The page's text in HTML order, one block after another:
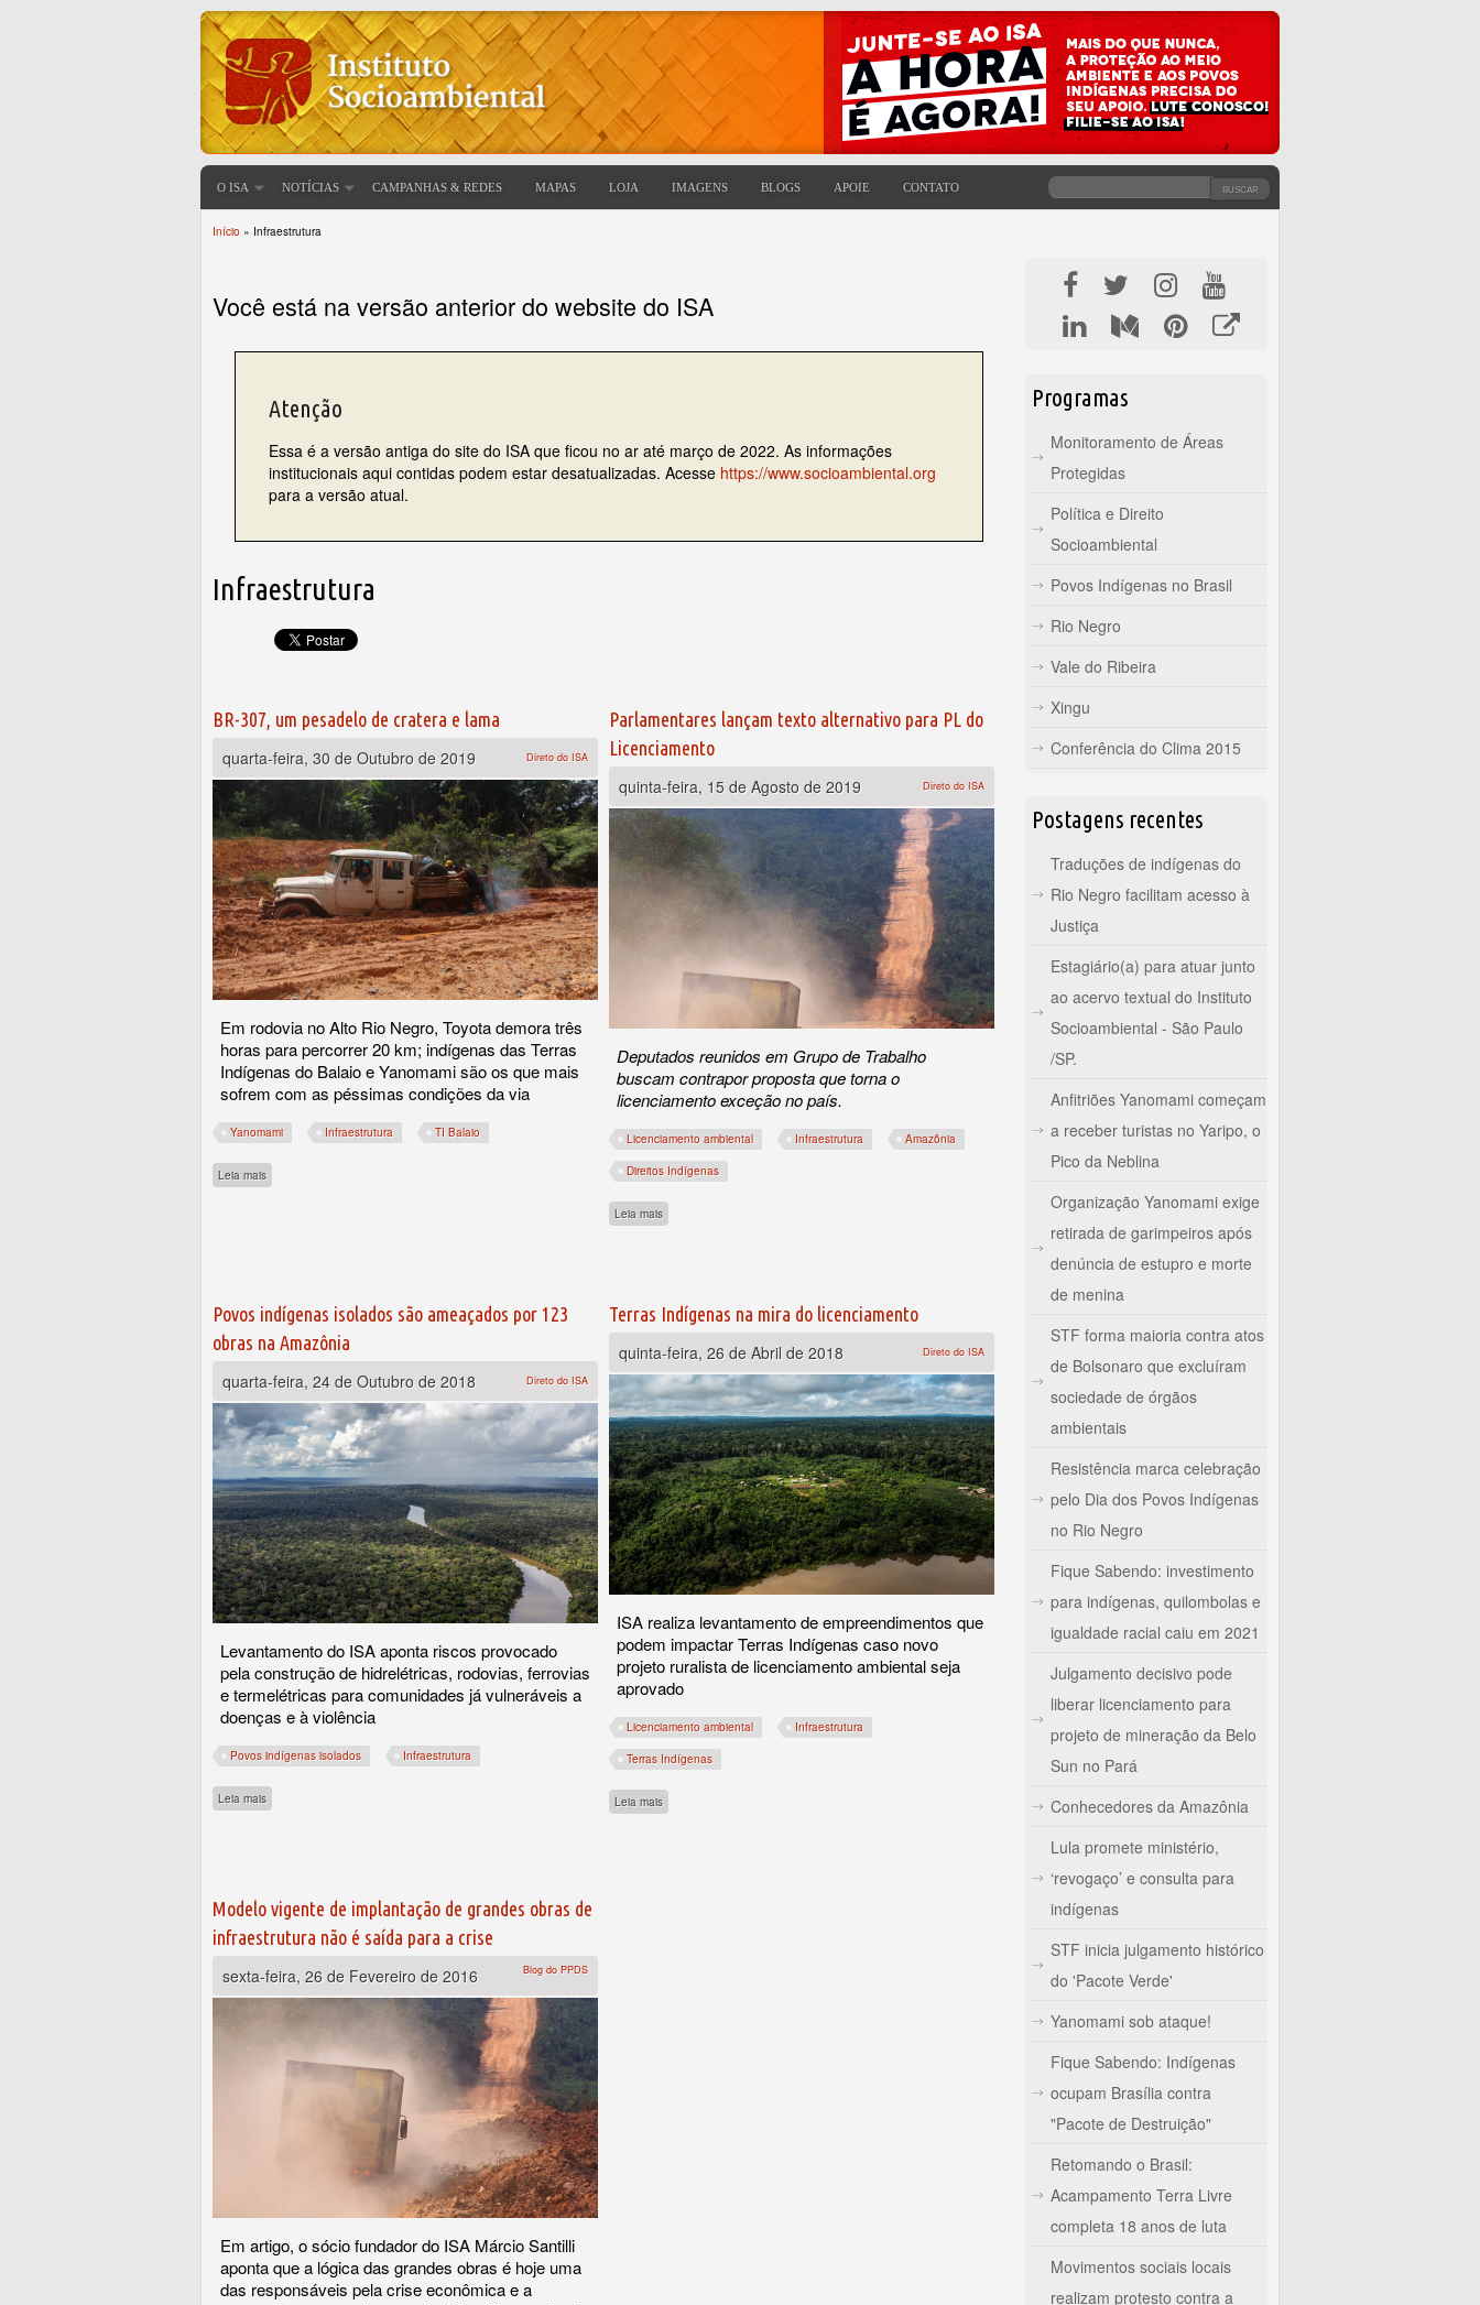
O ISA NOTÍCIAS CAMPANHAS & REDES MAPAS LOJA IMAGENS BLOGS APOIE CONTATO
FORMULÁRIO DE BUSCA
BUSCAR
Início » Infraestrutura
Você está na versão anterior do website do ISA
Atenção
Essa é a versão antiga do site do ISA que ficou no ar até março de 2022. As informações
institucionais aqui contidas podem estar desatualizadas. Acesse https://www.socioambiental.org
para a versão atual.
Infraestrutura
BR-307, um pesadelo de cratera e lama
quarta-feira, 30 de Outubro de 2019
Direto do ISA
Em rodovia no Alto Rio Negro, Toyota demora três
horas para percorrer 20 km; indígenas das Terras
Indígenas do Balaio e Yanomami são os que mais
sofrem com as péssimas condições da via
Yanomami Infraestrutura TI Balaio
Leia mais
Parlamentares lançam texto alternativo para PL do
Licenciamento
quinta-feira, 15 de Agosto de 2019
Direto do ISA
Deputados reunidos em Grupo de Trabalho
buscam contrapor proposta que torna o
licenciamento exceção no país.
Licenciamento ambiental Infraestrutura Amazônia
Direitos Indígenas
Leia mais
Povos indígenas isolados são ameaçados por 123
obras na Amazônia
quarta-feira, 24 de Outubro de 2018
Direto do ISA
Levantamento do ISA aponta riscos provocado
pela construção de hidrelétricas, rodovias, ferrovias
e termelétricas para comunidades já vulneráveis a
doenças e à violência
Povos indígenas isolados Infraestrutura
Leia mais sobre Povos indígenas isolados são ameaçados por 123 obras na Amazônia
Terras Indígenas na mira do licenciamento
quinta-feira, 26 de Abril de 2018
Direto do ISA
ISA realiza levantamento de empreendimentos que
podem impactar Terras Indígenas caso novo
projeto ruralista de licenciamento ambiental seja
aprovado
Licenciamento ambiental Infraestrutura
Terras Indígenas
Leia mais
Modelo vigente de implantação de grandes obras de
infraestrutura não é saída para a crise
sexta-feira, 26 de Fevereiro de 2016
Blog do PPDS
Em artigo, o sócio fundador do ISA Márcio Santilli
aponta que a lógica das grandes obras é hoje uma
das responsáveis pela crise econômica e a
Programas
Monitoramento de Áreas
Protegidas
Política e Direito
Socioambiental
Povos Indígenas no Brasil
Rio Negro
Vale do Ribeira
Xingu
Conferência do Clima 2015
Postagens recentes
Traduções de indígenas do
Rio Negro facilitam acesso à
Justiça
Estagiário(a) para atuar junto
ao acervo textual do Instituto
Socioambiental - São Paulo
/SP.
Anfitriões Yanomami começam
a receber turistas no Yaripo, o
Pico da Neblina
Organização Yanomami exige
retirada de garimpeiros após
denúncia de estupro e morte
de menina
STF forma maioria contra atos
de Bolsonaro que excluíram
sociedade de órgãos
ambientais
Resistência marca celebração
pelo Dia dos Povos Indígenas
no Rio Negro
Fique Sabendo: investimento
para indígenas, quilombolas e
igualdade racial caiu em 2021
Julgamento decisivo pode
liberar licenciamento para
projeto de mineração da Belo
Sun no Pará
Conhecedores da Amazônia
Lula promete ministério,
‘revogaço’ e consulta para
indígenas
STF inicia julgamento histórico
do 'Pacote Verde'
Yanomami sob ataque!
Fique Sabendo: Indígenas
ocupam Brasília contra
"Pacote de Destruição"
Retomando o Brasil:
Acampamento Terra Livre
completa 18 anos de luta
Movimentos sociais locais
realizam protesto contra a